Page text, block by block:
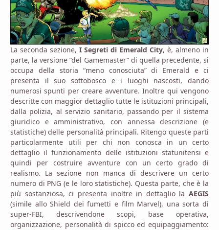
La seconda sezione, I Segreti di Emerald City, è, almeno in
parte, la versione “del Gamemaster” di quella precedente, si
occupa della storia “meno conosciuta” di Emerald e ci
presenta il suo sottobosco e i luoghi nascosti, dando
numerosi spunti per creare avventure. Inoltre qui vengono
descritte con maggior dettaglio tutte le istituzioni principali,
dalla polizia, al servizio sanitario, passando per il sistema
giuridico e amministrativo, con annessa descrizione (e
statistiche) delle personalità principali. Ritengo queste parti
particolarmente utili per chi non conosca in un certo
dettaglio il funzionamento delle istituzioni statunitensi e
quindi per costruire avventure con un certo grado di
realismo. La sezione non manca di descrivere un certo
numero di PNG (e le loro statistiche). Questa parte, che è la
più sostanziosa, ci presenta inoltre in dettaglio la AEGIS
(simile allo Shield dei fumetti e film Marvel), una sorta di
super-FBI, descrivendone scopi, base operativa,
organizzazione, personalità di spicco ed equipaggiamento: